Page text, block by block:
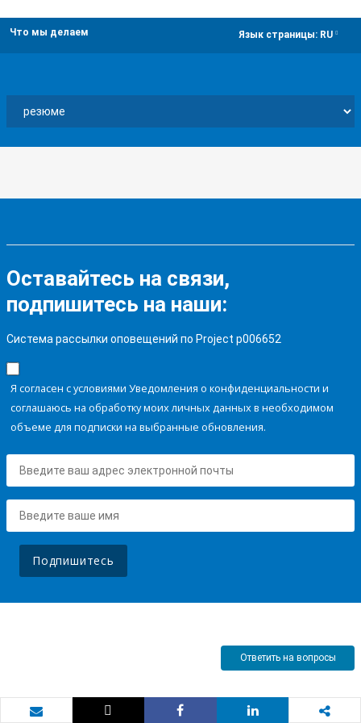
Что мы делаем Язык страницы: RU
Оставайтесь на связи,
подпишитесь на наши:
Система рассылки оповещений по Project p006652
Я согласен с условиями Уведомления о конфиденциальности и
соглашаюсь на обработку моих личных данных в необходимом
объеме для подписки на выбранные обновления.
Подпишитесь
Ответить на вопросы